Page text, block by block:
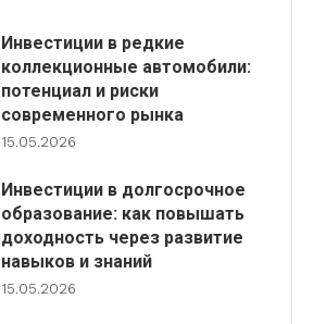
Инвестиции в редкие
коллекционные автомобили:
потенциал и риски
современного рынка
15.05.2026
Инвестиции в долгосрочное
образование: как повышать
доходность через развитие
навыков и знаний
15.05.2026